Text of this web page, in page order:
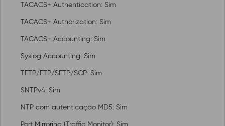
TACACS+ Authentication: Sim
TACACS+ Authorization: Sim
TACACS+ Accounting: Sim
Syslog Accounting: Sim
TFTP/FTP/SFTP/SCP: Sim
SNTPv4: Sim
NTP com autenticação MD5: Sim
Port Mirroring (Traffic Monitor): Sim